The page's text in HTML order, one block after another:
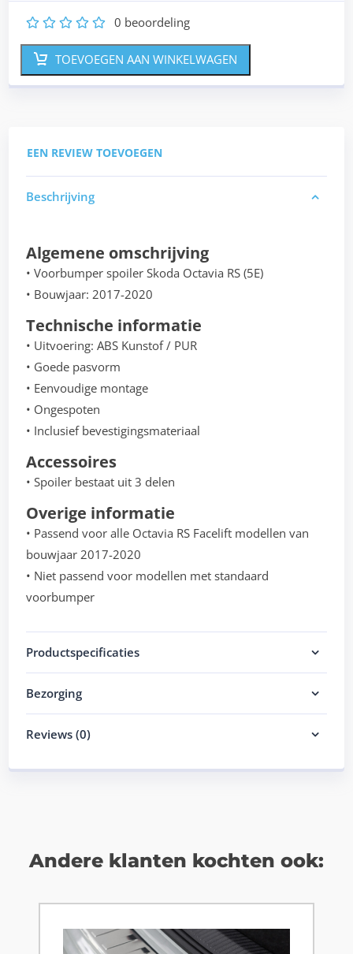
5
4
3
2 0 beoordeling
TOEVOEGEN AAN WINKELWAGEN
EEN REVIEW TOEVOEGEN
Beschrijving
Algemene omschrijving
• Voorbumper spoiler Skoda Octavia RS (5E)
• Bouwjaar: 2017-2020
Technische informatie
• Uitvoering: ABS Kunstof / PUR
• Goede pasvorm
• Eenvoudige montage
• Ongespoten
• Inclusief bevestigingsmateriaal
Accessoires
• Spoiler bestaat uit 3 delen
Overige informatie
• Passend voor alle Octavia RS Facelift modellen van
bouwjaar 2017-2020
• Niet passend voor modellen met standaard
voorbumper
Productspecificaties
Bezorging
Reviews (0)
Andere klanten kochten ook: